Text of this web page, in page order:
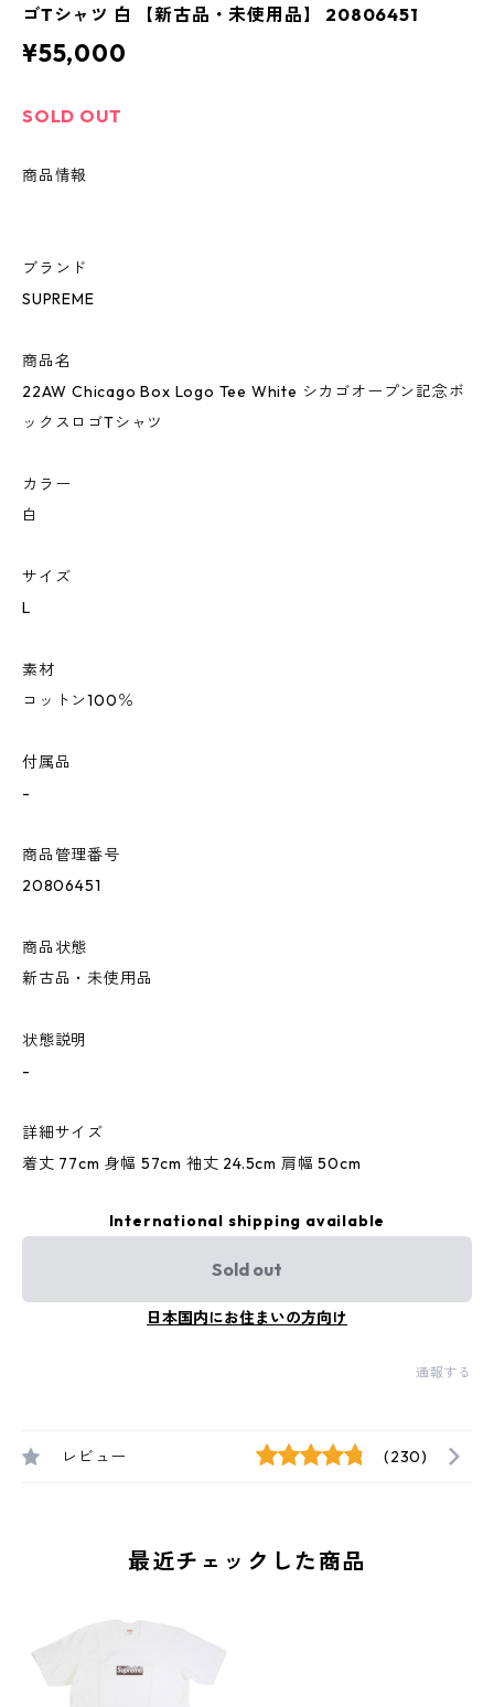
ゴTシャツ 白 【新古品・未使用品】 20806451
¥55,000
SOLD OUT
商品情報
ブランド
SUPREME
商品名
22AW Chicago Box Logo Tee White シカゴオープン記念ボ
ックスロゴTシャツ
カラー
白
サイズ
L
素材
コットン100％
付属品
-
商品管理番号
20806451
商品状態
新古品・未使用品
状態説明
-
詳細サイズ
着丈 77cm 身幅 57cm 袖丈 24.5cm 肩幅 50cm
International shipping available
Sold out
日本国内にお住まいの方向け
通報する
レビュー (230)
最近チェックした商品